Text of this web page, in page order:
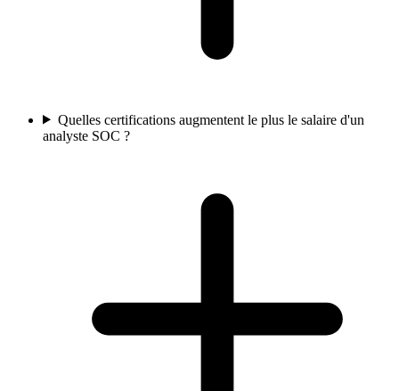
Quelles certifications augmentent le plus le salaire d'un
analyste SOC ?